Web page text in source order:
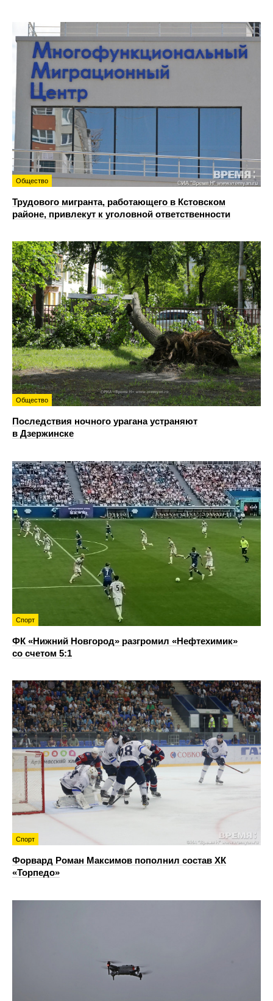
Общество
Трудового мигранта, работающего в Кстовском
районе, привлекут к уголовной ответственности
Общество
Последствия ночного урагана устраняют
в Дзержинске
Спорт
ФК «Нижний Новгород» разгромил «Нефтехимик»
со счетом 5:1
Спорт
Форвард Роман Максимов пополнил состав ХК
«Торпедо»